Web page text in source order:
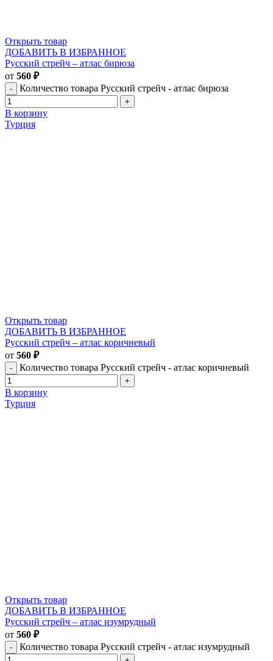
Открыть товар
ДОБАВИТЬ В ИЗБРАННОЕ
Русский стрейч – атлас бирюза
от 560 ₽
Количество товара Русский стрейч - атлас бирюза
В корзину
Турция
Открыть товар
ДОБАВИТЬ В ИЗБРАННОЕ
Русский стрейч – атлас коричневый
от 560 ₽
Количество товара Русский стрейч - атлас коричневый
В корзину
Турция
Открыть товар
ДОБАВИТЬ В ИЗБРАННОЕ
Русский стрейч – атлас изумрудный
от 560 ₽
Количество товара Русский стрейч - атлас изумрудный